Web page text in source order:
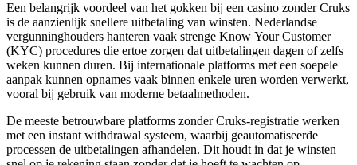
Een belangrijk voordeel van het gokken bij een casino zonder Cruks
is de aanzienlijk snellere uitbetaling van winsten. Nederlandse
vergunninghouders hanteren vaak strenge Know Your Customer
(KYC) procedures die ertoe zorgen dat uitbetalingen dagen of zelfs
weken kunnen duren. Bij internationale platforms met een soepele
aanpak kunnen opnames vaak binnen enkele uren worden verwerkt,
vooral bij gebruik van moderne betaalmethoden.
De meeste betrouwbare platforms zonder Cruks-registratie werken
met een instant withdrawal systeem, waarbij geautomatiseerde
processen de uitbetalingen afhandelen. Dit houdt in dat je winsten